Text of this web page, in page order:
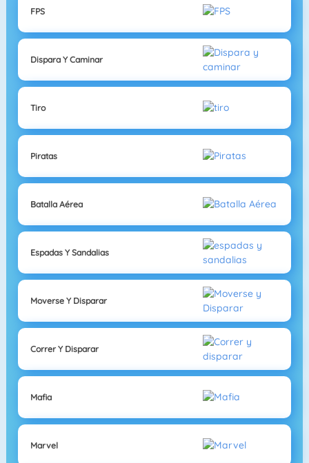
FPS
Dispara Y Caminar
Tiro
Piratas
Batalla Aérea
Espadas Y Sandalias
Moverse Y Disparar
Correr Y Disparar
Mafia
Marvel